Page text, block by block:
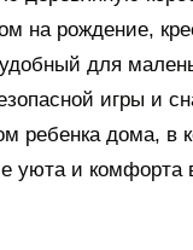
на рождение,
для
игры и
ребенка дома, в
уюта и комфорта